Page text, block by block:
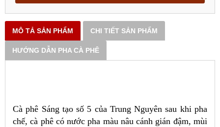
MÔ TẢ SẢN PHẨM CHI TIẾT SẢN PHẨM
HƯỚNG DẪN PHA CÀ PHÊ
Cà phê Sáng tạo số 5 của Trung Nguyên sau khi pha
chế, cà phê có nước pha màu nâu cánh gián đậm, mùi